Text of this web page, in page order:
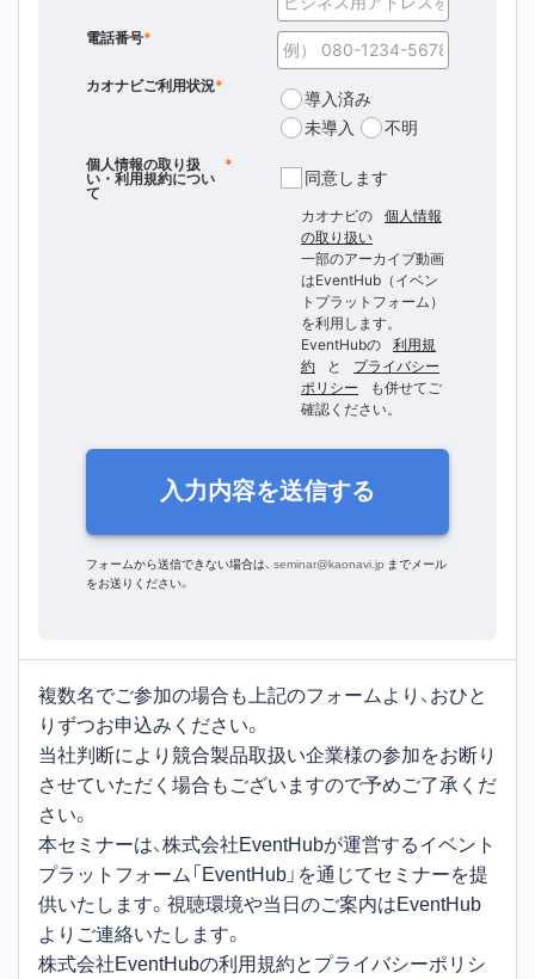
*
電話番号
*
カオナビご利用状況
導入済み
未導入
不明
*
個人情報の取り扱
い・利用規約につい
て
同意します
カオナビの
個人情報
の取り扱い
一部のアーカイブ動画
はEventHub（イベン
トプラットフォーム）
を利用します。
EventHubの
利用規
約
と
プライバシー
ポリシー
も併せてご
確認ください。
入力内容を送信する
フォームから送信できない場合は、 seminar@kaonavi.jp までメール
をお送りください。
複数名でご参加の場合も上記のフォームより、おひと
りずつお申込みください。
当社判断により競合製品取扱い企業様の参加をお断り
させていただく場合もございますので予めご了承くだ
さい。
本セミナーは、株式会社EventHubが運営するイベント
プラットフォーム「EventHub」を通じてセミナーを提
供いたします。視聴環境や当日のご案内はEventHub
よりご連絡いたします。
株式会社EventHubの利用規約とプライバシーポリシ